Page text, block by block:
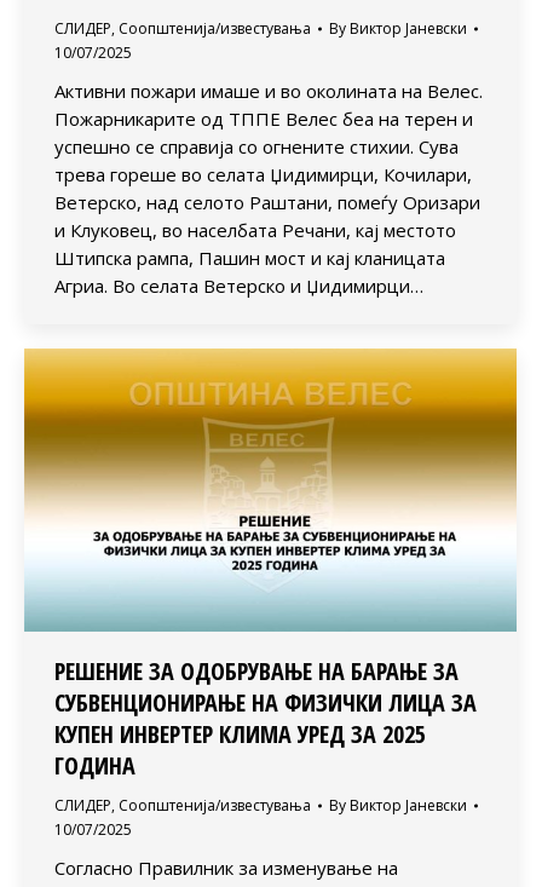
СЛИДЕР, Соопштенија/известувања By Виктор Јаневски
10/07/2025
Активни пожари имаше и во околината на Велес.
Пожарникарите од ТППЕ Велес беа на терен и
успешно се справија со огнените стихии. Сува
трева гореше во селата Џидимирци, Кочилари,
Ветерско, над селото Раштани, помеѓу Оризари
и Клуковец, во населбата Речани, кај местото
Штипска рампа, Пашин мост и кај кланицата
Агриа. Во селата Ветерско и Џидимирци…
РЕШЕНИЕ ЗА ОДОБРУВАЊЕ НА БАРАЊЕ ЗА
СУБВЕНЦИОНИРАЊЕ НА ФИЗИЧКИ ЛИЦА ЗА
КУПЕН ИНВЕРТЕР КЛИМА УРЕД ЗА 2025
ГОДИНА
СЛИДЕР, Соопштенија/известувања By Виктор Јаневски
10/07/2025
Согласно Правилник за изменување на